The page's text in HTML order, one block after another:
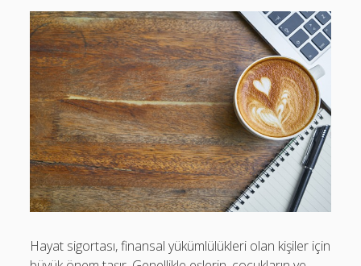
Hayat sigortası, finansal yükümlülükleri olan kişiler için